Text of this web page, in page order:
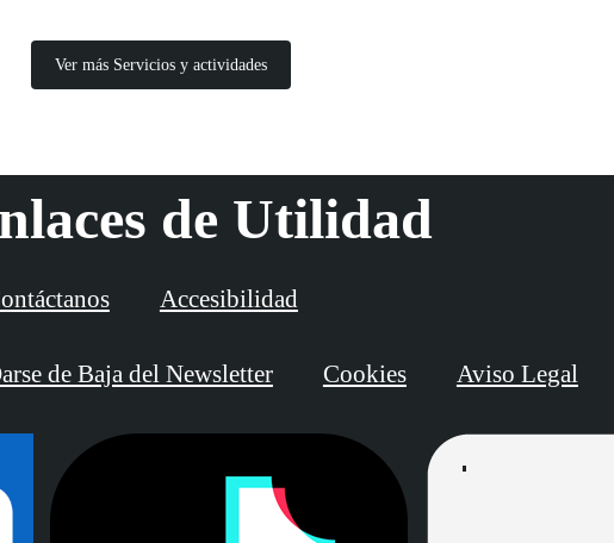
Ver más Servicios y actividades
de Utilidad
Accesibilidad
de Baja del Newsletter Cookies Aviso Legal